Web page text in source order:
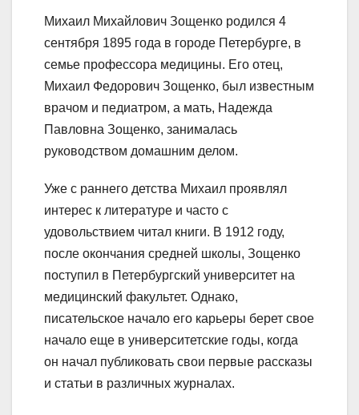
Михаил Михайлович Зощенко родился 4
сентября 1895 года в городе Петербурге, в
семье профессора медицины. Его отец,
Михаил Федорович Зощенко, был известным
врачом и педиатром, а мать, Надежда
Павловна Зощенко, занималась
руководством домашним делом.
Уже с раннего детства Михаил проявлял
интерес к литературе и часто с
удовольствием читал книги. В 1912 году,
после окончания средней школы, Зощенко
поступил в Петербургский университет на
медицинский факультет. Однако,
писательское начало его карьеры берет свое
начало еще в университетские годы, когда
он начал публиковать свои первые рассказы
и статьи в различных журналах.